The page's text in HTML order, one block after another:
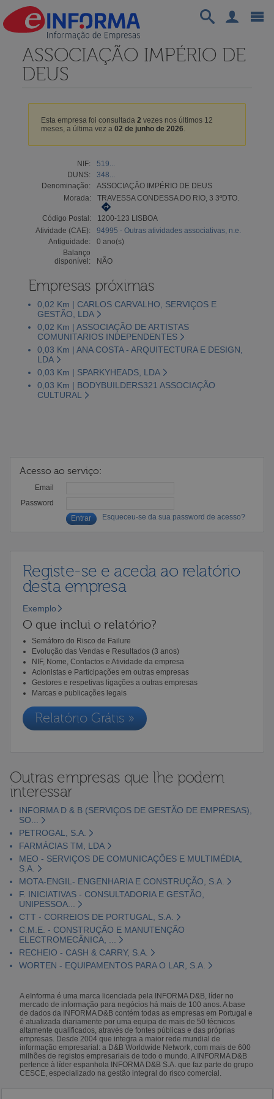
ASSOCIAÇÃO IMPÉRIO DE
DEUS
Esta empresa foi consultada 2 vezes nos últimos 12
meses, a última vez a 02 de junho de 2026.
NIF:
519...
DUNS:
348...
Denominação:
ASSOCIAÇÃO IMPÉRIO DE DEUS
Morada:
TRAVESSA CONDESSA DO RIO, 3 3ºDTO.
Código Postal:
1200-123 LISBOA
Atividade (CAE):
94995 - Outras atividades associativas, n.e.
Antiguidade:
0 ano(s)
Balanço
disponível:
NÃO
Empresas próximas
0,02 Km | CARLOS CARVALHO, SERVIÇOS E
GESTÃO, LDA
0,02 Km | ASSOCIAÇÃO DE ARTISTAS
COMUNITARIOS INDEPENDENTES
0,03 Km | ANA COSTA - ARQUITECTURA E DESIGN,
LDA
0,03 Km | SPARKYHEADS, LDA
0,03 Km | BODYBUILDERS321 ASSOCIAÇÃO
CULTURAL
Acesso ao serviço:
Email
Password
Esqueceu-se da sua password de acesso?
Registe-se e aceda ao relatório
desta empresa
Exemplo
O que inclui o relatório?
Semáforo do Risco de Failure
Evolução das Vendas e Resultados (3 anos)
NIF, Nome, Contactos e Atividade da empresa
Acionistas e Participações em outras empresas
Gestores e respetivas ligações a outras empresas
Marcas e publicações legais
Relatório Grátis »
Outras empresas que lhe podem
interessar
INFORMA D & B (SERVIÇOS DE GESTÃO DE EMPRESAS),
SO...
PETROGAL, S.A.
FARMÁCIAS TM, LDA
MEO - SERVIÇOS DE COMUNICAÇÕES E MULTIMÉDIA,
S.A.
MOTA-ENGIL- ENGENHARIA E CONSTRUÇÃO, S.A.
F. INICIATIVAS - CONSULTADORIA E GESTÃO,
UNIPESSOA...
CTT - CORREIOS DE PORTUGAL, S.A.
C.M.E. - CONSTRUÇÃO E MANUTENÇÃO
ELECTROMECÂNICA, ...
RECHEIO - CASH & CARRY, S.A.
WORTEN - EQUIPAMENTOS PARA O LAR, S.A.
A eInforma é uma marca licenciada pela INFORMA D&B, líder no
mercado de informação para negócios há mais de 100 anos. A base
de dados da INFORMA D&B contém todas as empresas em Portugal e
é atualizada diariamente por uma equipa de mais de 50 técnicos
altamente qualificados, através de fontes públicas e das próprias
empresas. Desde 2004 que integra a maior rede mundial de
informação empresarial: a D&B Worldwide Network, com mais de 600
milhões de registos empresariais de todo o mundo. A INFORMA D&B
pertence à líder espanhola INFORMA D&B S.A. que faz parte do grupo
CESCE, especializado na gestão integral do risco comercial.